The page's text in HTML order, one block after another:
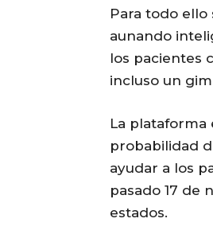
Para todo ello
aunando
los pacientes
incluso un
La
probabilidad
ayudar a los
pasado 17 de
estados.